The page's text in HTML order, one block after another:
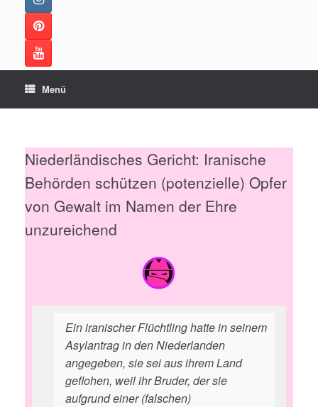
Menü
Niederländisches Gericht: Iranische
Behörden schützen (potenzielle) Opfer
von Gewalt im Namen der Ehre
unzureichend
Ein iranischer Flüchtling hatte in seinem
Asylantrag in den Niederlanden
angegeben, sie sei aus ihrem Land
geflohen, weil ihr Bruder, der sie
aufgrund einer (falschen)